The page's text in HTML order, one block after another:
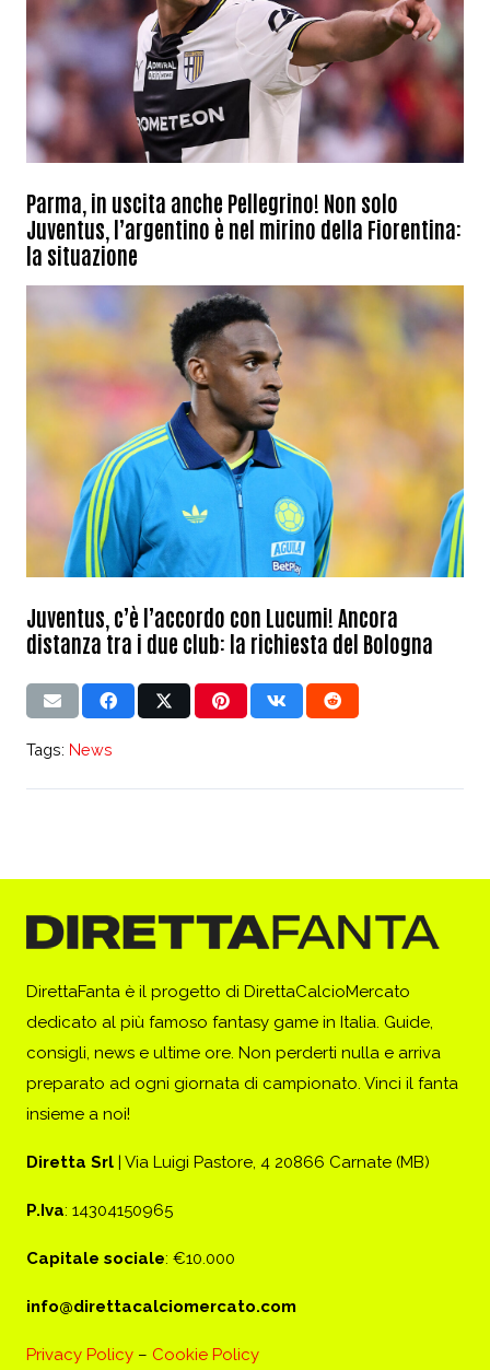
Parma, in uscita anche Pellegrino! Non solo
Juventus, l’argentino è nel mirino della Fiorentina:
la situazione
Juventus, c’è l’accordo con Lucumi! Ancora
distanza tra i due club: la richiesta del Bologna
Tags: News
DirettaFanta è il progetto di DirettaCalcioMercato
dedicato al più famoso fantasy game in Italia. Guide,
consigli, news e ultime ore. Non perderti nulla e arriva
preparato ad ogni giornata di campionato. Vinci il fanta
insieme a noi!
Diretta Srl | Via Luigi Pastore, 4 20866 Carnate (MB)
P.Iva: 14304150965
Capitale sociale: €10.000
info@direttacalciomercato.com
Privacy Policy – Cookie Policy